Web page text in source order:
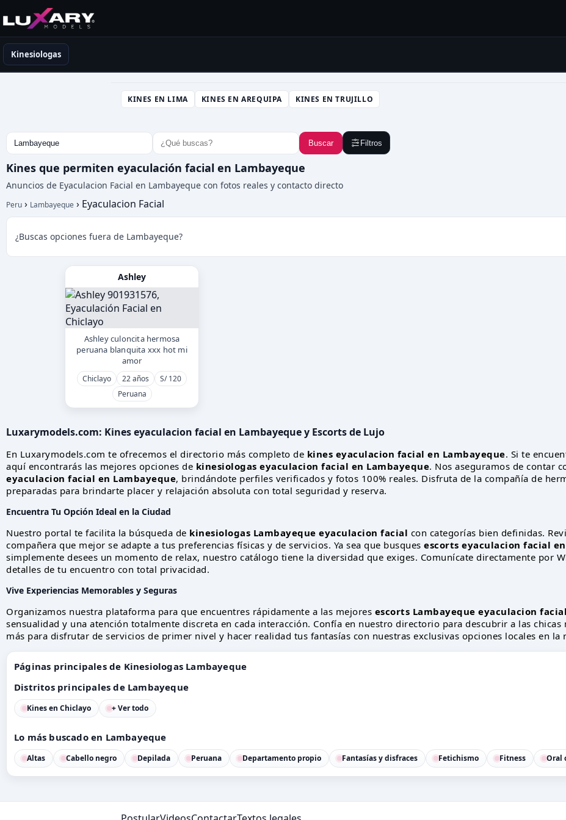
Kinesiólogas en Perú
Kinesiologas
KINES EN LIMA KINES EN AREQUIPA KINES EN TRUJILLO
Buscar Filtros
Kines que permiten eyaculación facial en Lambayeque
Anuncios de Eyaculacion Facial en Lambayeque con fotos reales y contacto directo
Peru › Lambayeque › Eyaculacion Facial
¿Buscas opciones fuera de Lambayeque?
Ashley
Ashley culoncita hermosa
peruana blanquita xxx hot mi
amor
Chiclayo 22 años
S/ 120
Peruana
Luxarymodels.com: Kines eyaculacion facial en Lambayequey Escorts de Lujo
En Luxarymodels.com te ofrecemos el directorio más completo de kines eyaculacion facial en Lambayeque. Si te
aquí encontrarás las mejores opciones de kinesiologas eyaculacion facial en Lambayeque. Nos aseguramos de contar
eyaculacion facial en Lambayeque, brindándote perfiles verificados y fotos 100% reales. Disfruta de la compañía de
preparadas para brindarte placer y relajación absoluta con total seguridad y reserva.
Encuentra Tu Opción Ideal en la Ciudad
Nuestro portal te facilita la búsqueda de kinesiologas Lambayeque eyaculacion facial con categorías bien definidas.
compañera que mejor se adapte a tus preferencias físicas y de servicios. Ya sea que busques escorts eyaculacion facial
simplemente desees un momento de relax, nuestro catálogo tiene la diversidad que exiges. Comunícate directamente por
detalles de tu encuentro con total privacidad.
Vive Experiencias Memorables y Seguras
Organizamos nuestra plataforma para que encuentres rápidamente a las mejores escorts Lambayeque eyaculacion facial
sensualidad y una atención totalmente discreta en cada interacción. Confía en nuestro directorio para descubrir a las chicas
más para disfrutar de servicios de primer nivel y hacer realidad tus fantasías con nuestras exclusivas opciones locales en la
Páginas principales de Kinesiologas Lambayeque
Distritos principales de Lambayeque
Kines en Chiclayo + Ver todo
Lo más buscado en Lambayeque
Altas Cabello negro Depilada Peruana Departamento propio Fantasías y disfraces Fetichismo Fitness Oral